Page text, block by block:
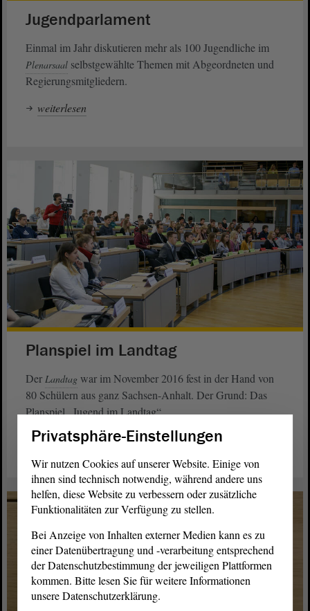
Jugendparlament
Einmal im Jahr diskutieren mehr als 100 Jugendliche im
Plenarsaal selbstgewählte Themen mit Abgeordneten und
Regierungsmitgliedern.
weiterlesen
Planspiel im Landtag
Der Landtag war im November 2016 fest in der Hand von
80 Schülern aus ganz Sachsen-Anhalt. Der Grund: Das
Planspiel „Jugend im Landtag“.
weiterlesen
Privatsphäre-Einstellungen
Wir nutzen Cookies auf unserer Website. Einige von
ihnen sind technisch notwendig, während andere uns
helfen, diese Website zu verbessern oder zusätzliche
Funktionalitäten zur Verfügung zu stellen.
Bei Anzeige von Inhalten externer Medien kann es zu
einer Datenübertragung und -verarbeitung entsprechend
der Datenschutzbestimmung der jeweiligen Plattformen
kommen. Bitte lesen Sie für weitere Informationen
unsere Datenschutzerklärung.